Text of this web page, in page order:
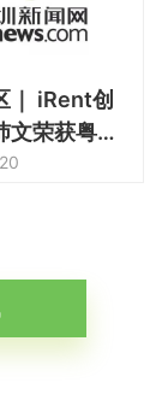
｜ iRent创
文荣获粤港
杰出青年企